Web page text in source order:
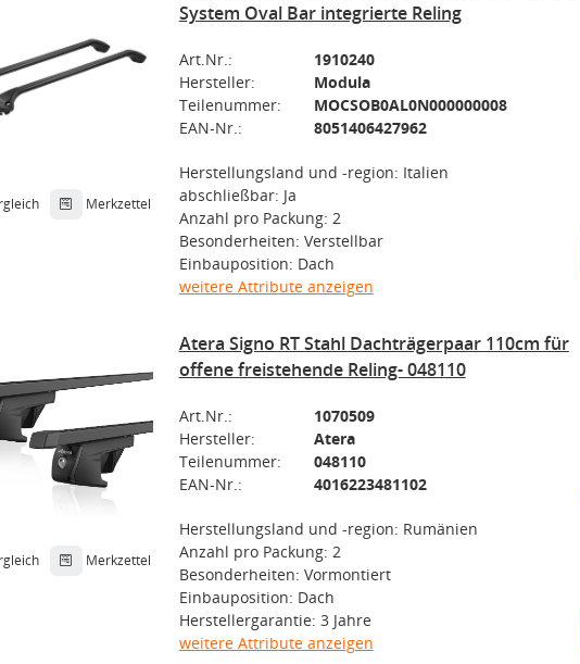
Merkzettel
System Oval Bar integrierte Reling
Art.Nr.:
1910240
Hersteller:
Modula
Teilenummer:
MOCSOB0AL0N000000008
EAN-Nr.:
8051406427962
Herstellungsland und -region: Italien
abschließbar: Ja
Anzahl pro Packung: 2
Besonderheiten: Verstellbar
Einbauposition: Dach
weitere Attribute anzeigen
Merkzettel
Atera Signo RT Stahl Dachträgerpaar 110cm für
offene freistehende Reling- 048110
Art.Nr.:
1070509
Hersteller:
Atera
Teilenummer:
048110
EAN-Nr.:
4016223481102
Herstellungsland und -region: Rumänien
Anzahl pro Packung: 2
Besonderheiten: Vormontiert
Einbauposition: Dach
Herstellergarantie: 3 Jahre
weitere Attribute anzeigen